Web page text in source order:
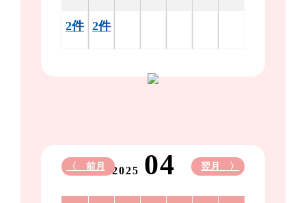
2件 2件
2025 04
〈 前月 翌月 〉